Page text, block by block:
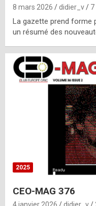
8 mars 2026 didier_v
La gazette prend forme
un résumé des
2025
CEO-MAG 376
4 janvier 2026 didier_v